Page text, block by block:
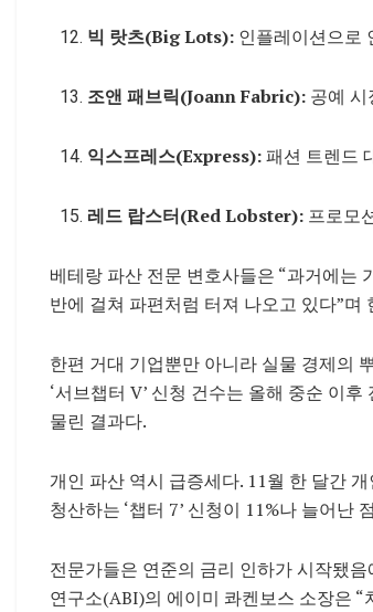
빅 랏츠(Big Lots): 인플레이션으로
조앤 패브릭(Joann Fabric): 공예 시
익스프레스(Express):패션 트렌드
레드 랍스터(Red Lobster): 프로모
베테랑 파산 전문 변호사들은 “과거에는
반에 걸쳐 파편처럼 터져 나오고 있다”며
한편 거대 기업뿐만 아니라 실물 경제의
‘서브챕터 V’ 신청 건수는 올해 중순 이
물린 결과다.
개인 파산 역시 급증세다. 11월 한 달간
청산하는 ‘챕터 7’ 신청이 11%나 늘어
전문가들은 연준의 금리 인하가 시작됐
연구소(ABI)의 에이미 콰켄보스 소장은